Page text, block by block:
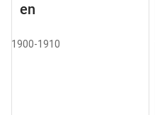
en
1900-1910